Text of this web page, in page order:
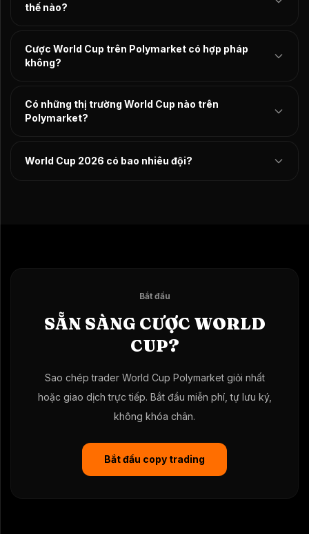
thế nào?
Cược World Cup trên Polymarket có hợp pháp
không?
Có những thị trường World Cup nào trên
Polymarket?
World Cup 2026 có bao nhiêu đội?
Bắt đầu
SẴN SÀNG CƯỢC WORLD
CUP?
Sao chép trader World Cup Polymarket giỏi nhất
hoặc giao dịch trực tiếp. Bắt đầu miễn phí, tự lưu ký,
không khóa chân.
Bắt đầu copy trading